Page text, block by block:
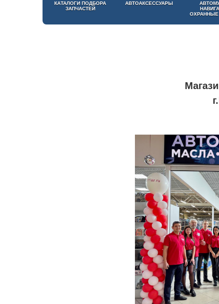
КАТАЛОГИ ПОДБОРА
ЗАПЧАСТЕЙ
АВТОАКСЕССУАРЫ